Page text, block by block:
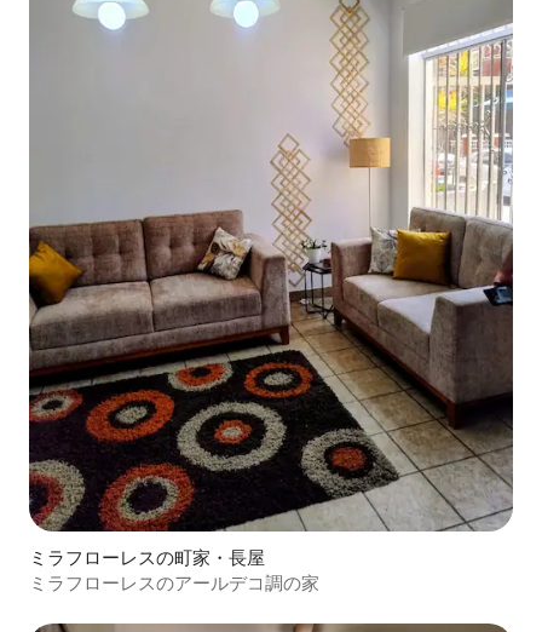
ミラフローレスの町家・長屋
ミラフローレスのアールデコ調の家